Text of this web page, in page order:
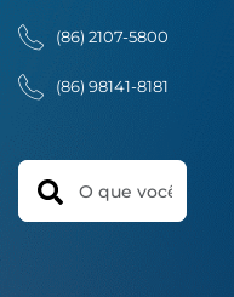
(86) 2107-5800
(86) 98141-8181
Search